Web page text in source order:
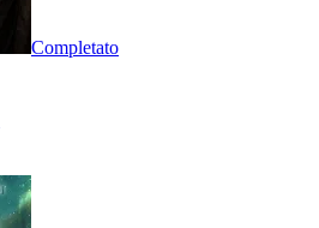
Completato